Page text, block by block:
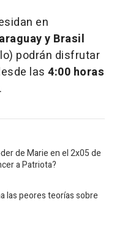
en
y Brasil
podrán disfrutar
las 4:00 horas
de Marie en el 2x05 de
a Patriota?
las peores teorías sobre